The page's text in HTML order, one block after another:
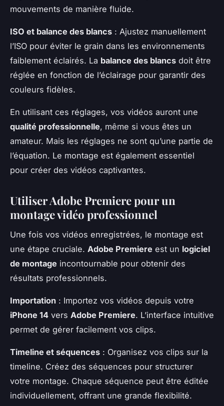
mouvements de manière fluide.
ISO et balance des blancs : Ajustez manuellement
l’ISO pour éviter le grain dans les environnements
faiblement éclairés. La balance des blancs doit être
réglée en fonction de l’éclairage pour garantir des
couleurs fidèles.
En utilisant ces réglages, vos vidéos auront une
qualité professionnelle, même si vous êtes un
amateur. Mais les réglages ne sont qu’une partie de
l’équation. Le montage est également essentiel
pour créer des vidéos captivantes.
Utiliser Adobe Premiere pour un
montage vidéo professionnel
Une fois vos vidéos enregistrées, le montage est
une étape cruciale. Adobe Premiere est un logiciel
de montage incontournable pour obtenir des
résultats professionnels.
Importation : Importez vos vidéos depuis votre
iPhone 14 vers Adobe Premiere. L’interface intuitive
permet de gérer facilement vos clips.
Timeline et séquences : Organisez vos clips sur la
timeline. Créez des séquences pour structurer
votre montage. Chaque séquence peut être éditée
individuellement, offrant une grande flexibilité.